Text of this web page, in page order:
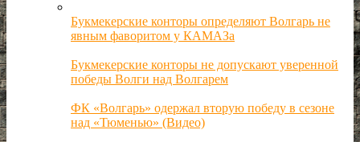
Букмекерские конторы определяют Волгарь не
явным фаворитом у КАМАЗа
Букмекерские конторы не допускают уверенной
победы Волги над Волгарем
ФК «Волгарь» одержал вторую победу в сезоне
над «Тюменью» (Видео)